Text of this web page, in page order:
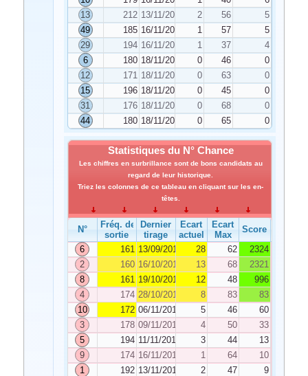
13
212 13/11/2019 2 56
5
49
185 16/11/2019 1 57
5
29
194 16/11/2019 1 37
4
6
180 18/11/2019 0 46
0
12
171 18/11/2019 0 63
0
15
196 18/11/2019 0 45
0
31
176 18/11/2019 0 68
0
44
180 18/11/2019 0 65 0
Statistiques du N° Chance
Les chiffres en surbrillance sont de bons candidats au
regard de leur historique.
Triez les colonnes de ce tableau en cliquant sur les en-
têtes.
N°
Fréq. de
sortie
Dernier
tirage
Ecart
actuel
Ecart
Max
Score
6
161 13/09/2019 28 62
2324
2
160 16/10/2019 13 68
2321
8
161 19/10/2019 12 48
996
4
174 28/10/2019 8 83
83
10
172 06/11/2019 5 46
60
3
178 09/11/2019 4 50
33
5
194 11/11/2019 3 44
13
9
174 16/11/2019 1 64
10
1
192 13/11/2019 2 47
9